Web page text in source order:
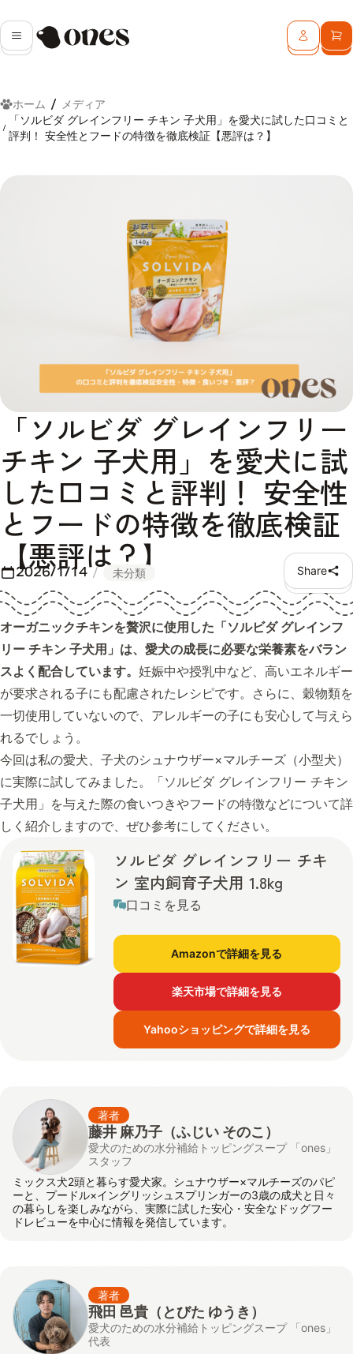
メニューOnes ログインカ
ホーム
メディア
「ソルビダ グレインフリー チキン 子犬用」を愛犬に試した口コミと
評判！ 安全性とフードの特徴を徹底検証【悪評は？】
「ソルビダ グレインフリー
チキン 子犬用」を愛犬に試
した口コミと評判！ 安全性
とフードの特徴を徹底検証
【悪評は？】
2026/1/14 未分類 Share
オーガニックチキンを贅沢に使用した「ソルビダ グレインフ
リー チキン 子犬用」は、愛犬の成長に必要な栄養素をバラン
スよく配合しています。 妊娠中や授乳中など、高いエネルギー
が要求される子にも配慮されたレシピです。さらに、穀物類を
一切使用していないので、アレルギーの子にも安心して与えら
れるでしょう。
今回は私の愛犬、子犬のシュナウザー×マルチーズ（小型犬）
に実際に試してみました。「ソルビダ グレインフリー チキン
子犬用」を与えた際の食いつきやフードの特徴などについて詳
しく紹介しますので、ぜひ参考にしてください。
ソルビダ グレインフリー チキ
ン 室内飼育子犬用 1.8kg
口コミを見る
Amazonで詳細を見る
楽天市場で詳細を見る
Yahooショッピングで詳細を見る
著者
藤井 麻乃子（ふじい そのこ）
愛犬のための水分補給トッピングスープ 「ones」
スタッフ
ミックス犬2頭と暮らす愛犬家。シュナウザー×マルチーズのパピ
ーと、プードル×イングリッシュスプリンガーの3歳の成犬と日々
の暮らしを楽しみながら、実際に試した安心・安全なドッグフー
ドレビューを中心に情報を発信しています。
著者
飛田 邑貴 （とびた ゆうき）
愛犬のための水分補給トッピングスープ 「ones」
代表